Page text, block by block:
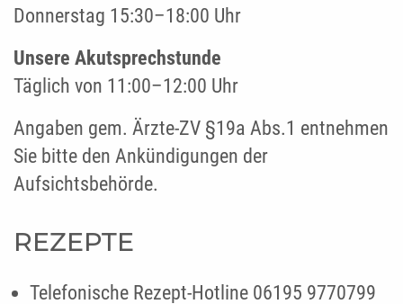
Donnerstag 15:30–18:00 Uhr
Unsere Akutsprechstunde
Täglich von 11:00–12:00 Uhr
Angaben gem. Ärzte-ZV §19a Abs.1 entnehmen
Sie bitte den Ankündigungen der
Aufsichtsbehörde.
REZEPTE
Telefonische Rezept-Hotline 06195 9770799